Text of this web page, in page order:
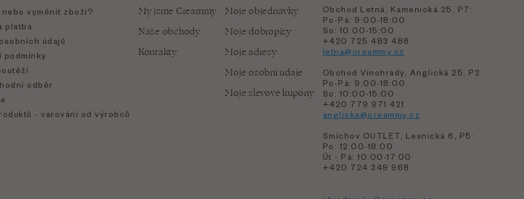
vyměnit zboží?
platba
údajů
podmínky
odběr
- varování od výrobců
My jsme Creammy
Naše obchody
Kontakty
Moje objednávky
Moje dobropisy
Moje adresy
Moje osobní údaje
Moje slevové kupóny
Obchod Letná, Kamenická 25, P7:
Po-Pá: 9:00-18:00
So: 10:00-15:00
+420 725 483 486
letna@creammy.cz
Obchod Vinohrady, Anglická 25, P2:
Po-Pá: 9:00-18:00
So: 10:00-15:00
+420 779 971 421
anglicka@creammy.cz
Smíchov OUTLET, Lesnická 6, P5:
Po: 12:00-18:00
Út - Pá: 10:00-17:00
+420 724 349 968